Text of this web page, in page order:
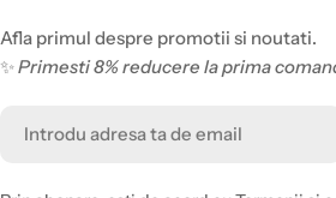
Afla primul despre promotii si noutati.
✨Primesti 8% reducere la prima